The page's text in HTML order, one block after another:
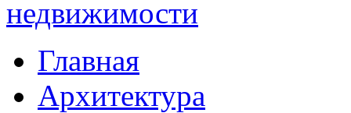
Главная
Архитектура